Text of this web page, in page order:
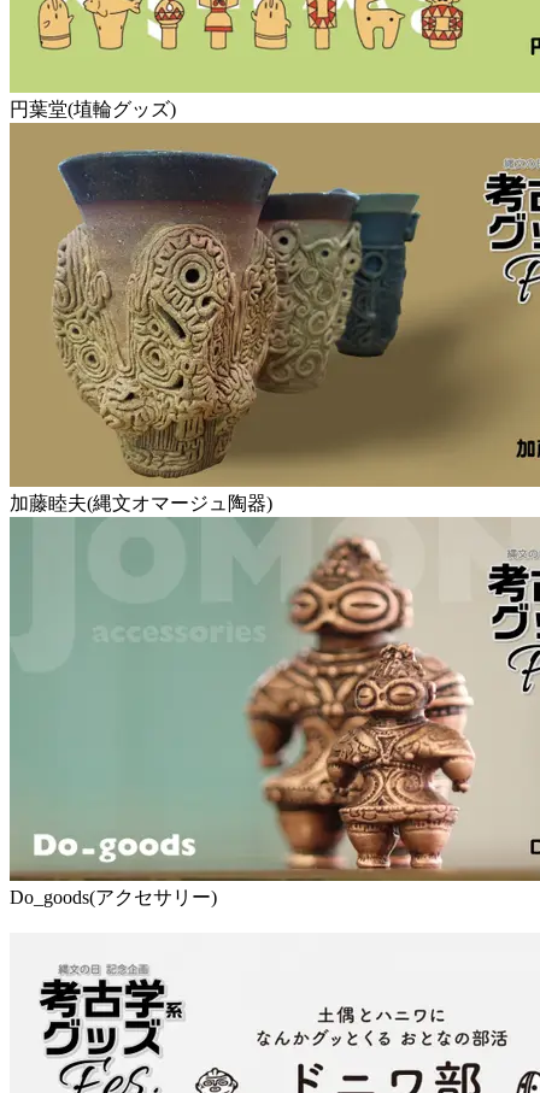
円葉堂(埴輪グッズ)
加藤睦夫(縄文オマージュ陶器)
Do_goods(アクセサリー)